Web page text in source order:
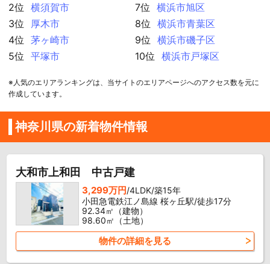
2位
横須賀市
3位
厚木市
4位
茅ヶ崎市
5位
平塚市
7位
横浜市旭区
8位
横浜市青葉区
9位
横浜市磯子区
10位
横浜市戸塚区
※人気のエリアランキングは、当サイトのエリアページへのアクセス数を元に
作成しています。
神奈川県の新着物件情報
大和市上和田 中古戸建
3,299万円/4LDK/築15年
小田急電鉄江ノ島線 桜ヶ丘駅/徒歩17分
92.34㎡（建物）
98.60㎡（土地）
物件の詳細を見る